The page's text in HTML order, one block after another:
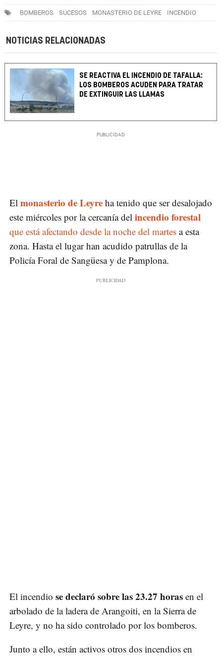
BOMBEROS SUCESOS MONASTERIO DE LEYRE INCENDIO
NOTICIAS RELACIONADAS
SE REACTIVA EL INCENDIO DE TAFALLA:
LOS BOMBEROS ACUDEN PARA TRATAR
DE EXTINGUIR LAS LLAMAS
El monasterio de Leyre ha tenido que ser desalojado
este miércoles por la cercanía del incendio forestal
que está afectando desde la noche del martes a esta
zona. Hasta el lugar han acudido patrullas de la
Policía Foral de Sangüesa y de Pamplona.
El incendio se declaró sobre las 23.27 horas en el
arbolado de la ladera de Arangoiti, en la Sierra de
Leyre, y no ha sido controlado por los bomberos.
Junto a ello, están activos otros dos incendios en